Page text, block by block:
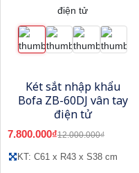
Két sắt nhập khẩu
Bofa ZB-60DJ vân tay
điện tử
7.800.000₫12.000.000₫
KT: C61 x R43 x S38 cm